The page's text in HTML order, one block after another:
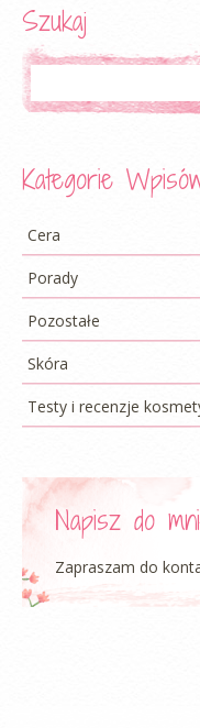
Szukaj
Kategorie
Cera
Porady
Pozostałe
Skóra
Testy i recenzje
Napisz do
Zapraszam do